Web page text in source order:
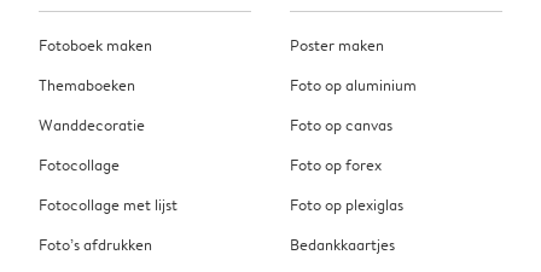
Fotoboek maken
Themaboeken
Wanddecoratie
Fotocollage
Fotocollage met lijst
Foto’s afdrukken
Poster maken
Foto op aluminium
Foto op canvas
Foto op forex
Foto op plexiglas
Bedankkaartjes